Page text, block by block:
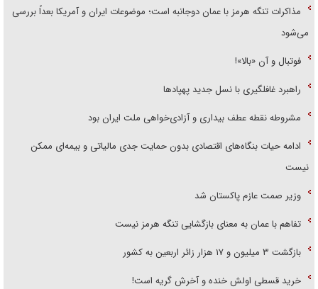
مذاکرات تنگه هرمز با عمان دوجانبه است؛ موضوعات ایران و آمریکا بعداً بررسی
می‌شود
فوتبال و آن «بالا»!
راهبرد غافلگیری با نسل جدید پهپاد‌ها
مشروطه نقطه عطف بیداری و آزادی‌خواهی ملت ایران بود
ادامه حیات بنگاه‌های اقتصادی بدون حمایت جدی مالیاتی و بیمه‌ای ممکن
نیست
وزیر صمت عازم پاکستان شد
تفاهم با عمان به معنای بازگشایی تنگه هرمز نیست
بازگشت ۳ میلیون و ۱۷ هزار زائر اربعین به کشور
خرید قسطی اولش خنده و آخرش گریه است!